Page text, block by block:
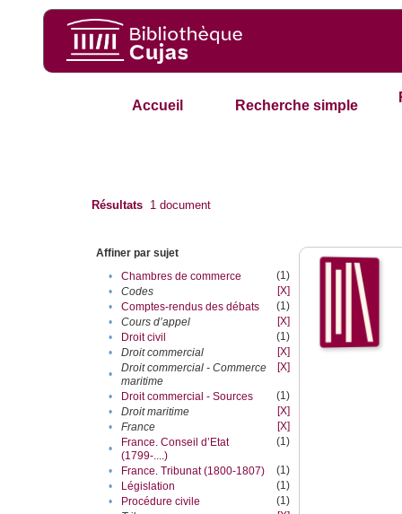
Accueil Recherche simple
Résultats 1 document
Affiner par sujet
•
Chambres de commerce
(1)
•
Codes
[X]
•
Comptes-rendus des débats
(1)
•
Cours d’appel
[X]
•
Droit civil
(1)
•
Droit commercial
[X]
•
Droit commercial - Commerce
maritime
[X]
• Droit commercial - Sources
(1)
•
Droit maritime
[X]
•
France
[X]
•
France. Conseil d’Etat
(1799-....)
(1)
• France. Tribunat (1800-1807)
(1)
•
Législation
(1)
•
Procédure civile
(1)